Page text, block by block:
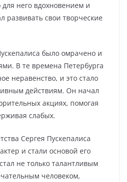
для него вдохновением и
развивать свои творческие
было омрачено и
В те времена Петербурга
неравенство, и это стало
действиям. Он начал
акциях, помогая
слабых.
Сергея Пускепалиса
и стали основой его
не только талантливым
человеком,